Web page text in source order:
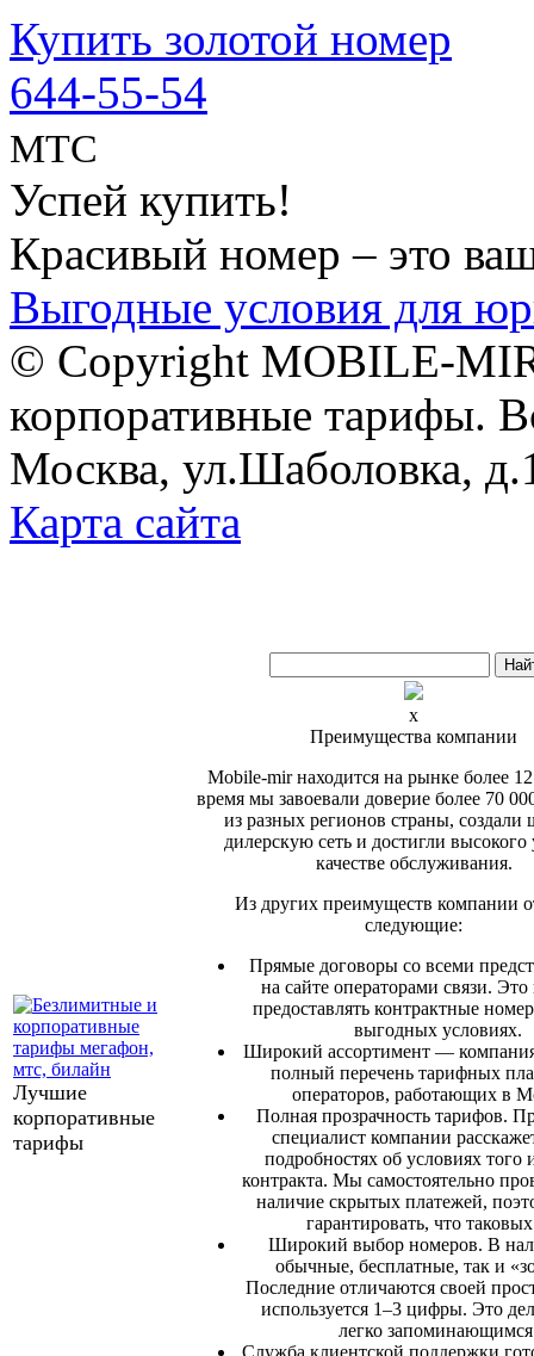
Купить золотой номер
644-55-54
МТС
Успей купить!
Красивый номер – это
Выгодные условия для
© Copyright MOBILE-
корпоративные тарифы.
Москва, ул.Шаболовка,
Карта сайта
Лучшие
корпоративные
тарифы
x
Преимущества компании
Mobile-mir находится на рынке более 12
время мы завоевали доверие более 70
из разных регионов страны,
дилерскую сеть и достигли высокого
качестве обслуживания.
Из других преимуществ компании
следующие:
Прямые договоры со всеми
на сайте операторами связи. Это
предоставлять контрактные
выгодных условиях.
Широкий ассортимент — компания
полный перечень тарифных
операторов, работающих в
Полная прозрачность тарифов.
специалист компании
подробностях об условиях того
контракта. Мы самостоятельно
наличие скрытых платежей,
гарантировать, что
Широкий выбор номеров. В
обычные, бесплатные, так и
Последние отличаются своей
используется 1–3 цифры. Это
легко
Служба клиентской поддержки